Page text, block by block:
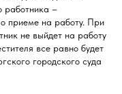
работника –
приеме на работу. При
не выйдет на работу
все равно будет
городского суда